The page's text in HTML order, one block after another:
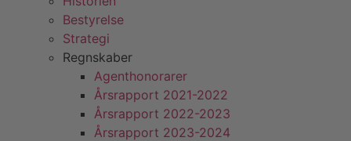
Bestyrelse
Strategi
Regnskaber
Agenthonorarer
Årsrapport 2021-2022
Årsrapport 2022-2023
Årsrapport 2023-2024